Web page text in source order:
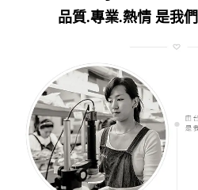
品質.專業.熱情 是我